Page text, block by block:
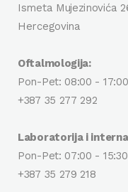
Ismeta Mujezinovića
Hercegovina
Oftalmologija:
Pon-Pet: 08:00 - 17:00
+387 35 277 292
Laboratorija i
Pon-Pet: 07:00 - 15:30
+387 35 279 218